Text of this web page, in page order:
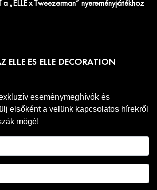
a „ELLE x Tweezerman” nyereményjátékhoz
ELLE ÉS ELLE DECORATION
eseménymeghívók és
elsőként a velünk kapcsolatos hírekről
mögé!